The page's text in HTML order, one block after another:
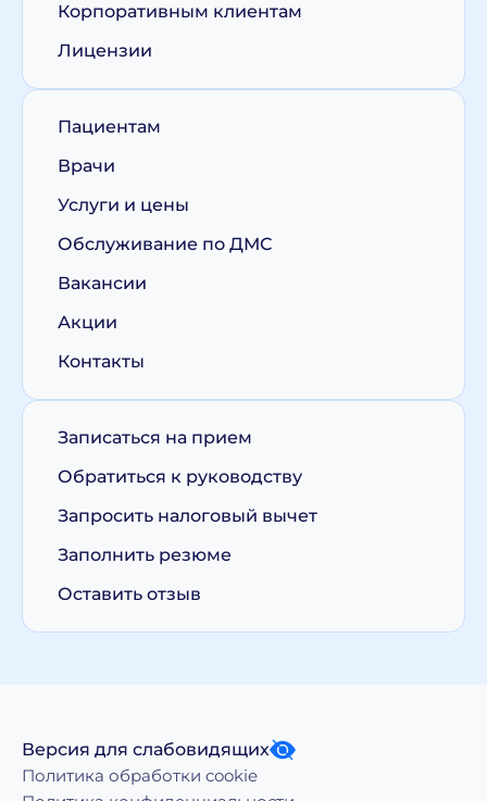
Корпоративным клиентам
Лицензии
Пациентам
Врачи
Услуги и цены
Обслуживание по ДМС
Вакансии
Акции
Контакты
Записаться на прием
Обратиться к руководству
Запросить налоговый вычет
Заполнить резюме
Оставить отзыв
Версия для слабовидящих
Политика обработки cookie